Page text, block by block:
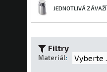
JEDNOTLIVÁ ZÁVAŽÍ
Filtry
Materiál: Vyberte ...